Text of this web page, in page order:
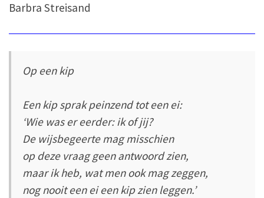
Barbra Streisand
Op een kip
Een kip sprak peinzend tot een ei:
‘Wie was er eerder: ik of jij?
De wijsbegeerte mag misschien
op deze vraag geen antwoord zien,
maar ik heb, wat men ook mag zeggen,
nog nooit een ei een kip zien leggen.’